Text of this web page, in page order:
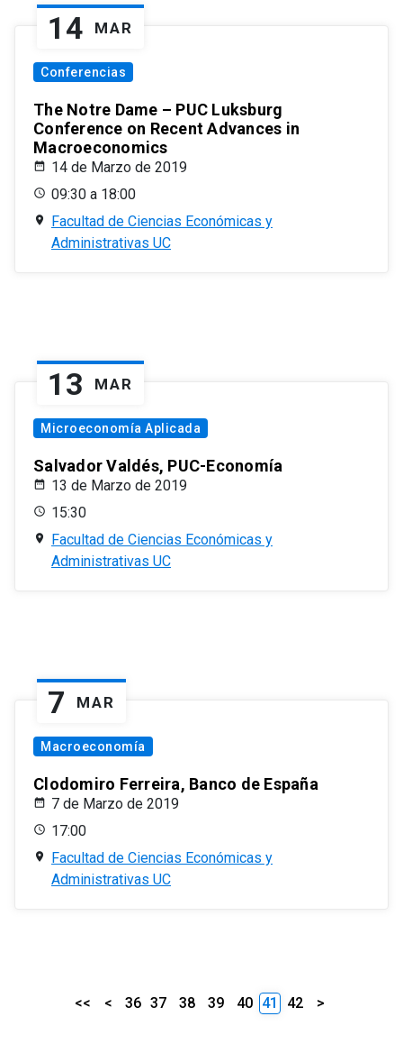
14 MAR
Conferencias
The Notre Dame – PUC Luksburg
Conference on Recent Advances in
Macroeconomics
14 de Marzo de 2019
09:30 a 18:00
Facultad de Ciencias Económicas y
Administrativas UC
13 MAR
Microeconomía Aplicada
Salvador Valdés, PUC-Economía
13 de Marzo de 2019
15:30
Facultad de Ciencias Económicas y
Administrativas UC
7 MAR
Macroeconomía
Clodomiro Ferreira, Banco de España
7 de Marzo de 2019
17:00
Facultad de Ciencias Económicas y
Administrativas UC
<< < 36 37 38 39 40 41 42 >